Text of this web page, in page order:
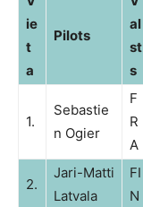
ie
t
a
Pilots
al
st
s
1.
Sebastie
n Ogier
F
R
A
2.
Jari-Matti
Latvala
FI
N